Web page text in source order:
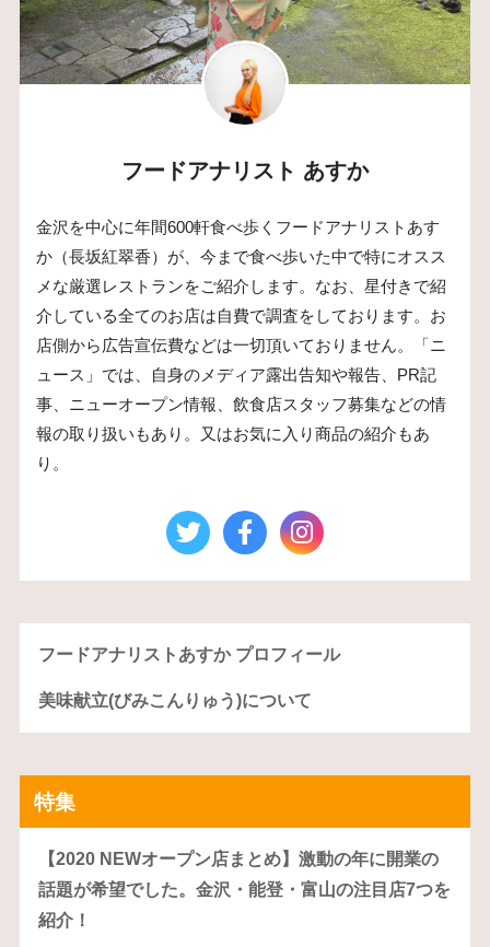
フードアナリスト あすか
金沢を中心に年間600軒食べ歩くフードアナリストあす
か（長坂紅翠香）が、今まで食べ歩いた中で特にオスス
メな厳選レストランをご紹介します。なお、星付きで紹
介している全てのお店は自費で調査をしております。お
店側から広告宣伝費などは一切頂いておりません。「ニ
ュース」では、自身のメディア露出告知や報告、PR記
事、ニューオープン情報、飲食店スタッフ募集などの情
報の取り扱いもあり。又はお気に入り商品の紹介もあ
り。
フードアナリストあすか プロフィール
美味献立(びみこんりゅう)について
特集
【2020 NEWオープン店まとめ】激動の年に開業の
話題が希望でした。金沢・能登・富山の注目店7つを
紹介！